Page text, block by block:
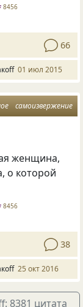
8456
66
01 июл 2015
самоизвержение
женщина,
о которой
8456
38
25 окт 2016
8381 цитата